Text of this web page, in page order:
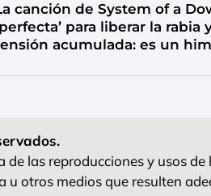
canción de System of a
para liberar la rabia
acumulada: es un
las reproducciones y usos
u otros medios que resulten